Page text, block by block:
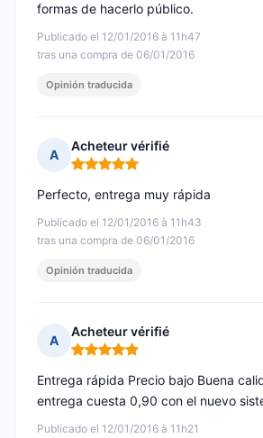
Publicado el 12/01/2016 à 11h47
tras una compra de 06/01/2016
formas de hacerlo público.
Opinión traducida
A
Acheteur vérifié
Nota: 5 de 5
Publicado el 12/01/2016 à 11h43
tras una compra de 06/01/2016
Perfecto, entrega muy rápida
Opinión traducida
A
Acheteur vérifié
Nota: 5 de 5
Publicado el 12/01/2016 à 11h21
Entrega rápida Precio bajo Buena
entrega cuesta 0,90 con el nuevo